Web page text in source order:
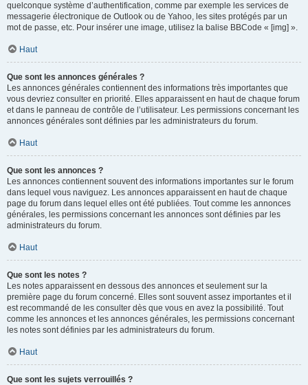
quelconque système d’authentification, comme par exemple les services de
messagerie électronique de Outlook ou de Yahoo, les sites protégés par un
mot de passe, etc. Pour insérer une image, utilisez la balise BBCode « [img] ».
Haut
Que sont les annonces générales ?
Les annonces générales contiennent des informations très importantes que
vous devriez consulter en priorité. Elles apparaissent en haut de chaque forum
et dans le panneau de contrôle de l’utilisateur. Les permissions concernant les
annonces générales sont définies par les administrateurs du forum.
Haut
Que sont les annonces ?
Les annonces contiennent souvent des informations importantes sur le forum
dans lequel vous naviguez. Les annonces apparaissent en haut de chaque
page du forum dans lequel elles ont été publiées. Tout comme les annonces
générales, les permissions concernant les annonces sont définies par les
administrateurs du forum.
Haut
Que sont les notes ?
Les notes apparaissent en dessous des annonces et seulement sur la
première page du forum concerné. Elles sont souvent assez importantes et il
est recommandé de les consulter dès que vous en avez la possibilité. Tout
comme les annonces et les annonces générales, les permissions concernant
les notes sont définies par les administrateurs du forum.
Haut
Que sont les sujets verrouillés ?